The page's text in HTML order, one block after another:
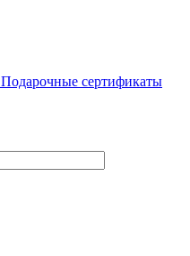
Подарочные сертификаты